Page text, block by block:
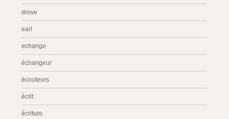
drove
earl
echange
échangeur
écouteurs
écrit
écriture